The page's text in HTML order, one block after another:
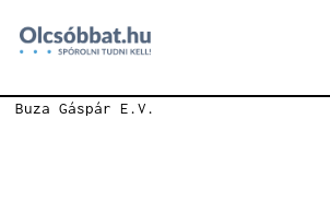
Buza Gáspár E.V.